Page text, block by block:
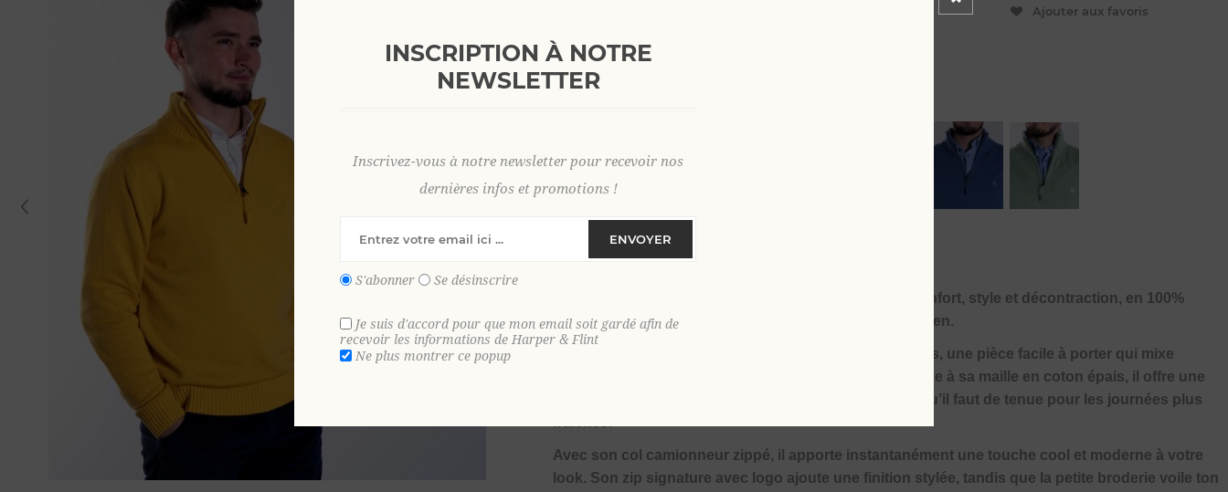
Ajouter aux favoris
9306621022331
Le pull col camionneur qui coche toutes les cases : confort, style et décontraction, en 100%
coton épais, parfait pour vous accompagner au quotidien.
Adoptez notre pull col camionneur en 100% coton épais, une pièce facile à porter qui mixe
confort, allure casual et petits détails bien pensés. Grâce à sa maille en coton épais, il offre une
sensation douce et agréable tout en gardant juste ce qu’il faut de tenue pour les journées plus
Avec son col camionneur zippé, il apporte instantanément une touche cool et moderne à votre
look. Son zip signature avec logo ajoute une finition stylée, tandis que la petite broderie voile ton
INSCRIPTION À NOTRE
NEWSLETTER
Inscrivez-vous à notre newsletter pour recevoir nos
dernières infos et promotions !
ENVOYER
S'abonner Se désinscrire
Je suis d'accord pour que mon email soit gardé afin de
recevoir les informations de Harper & Flint
Ne plus montrer ce popup